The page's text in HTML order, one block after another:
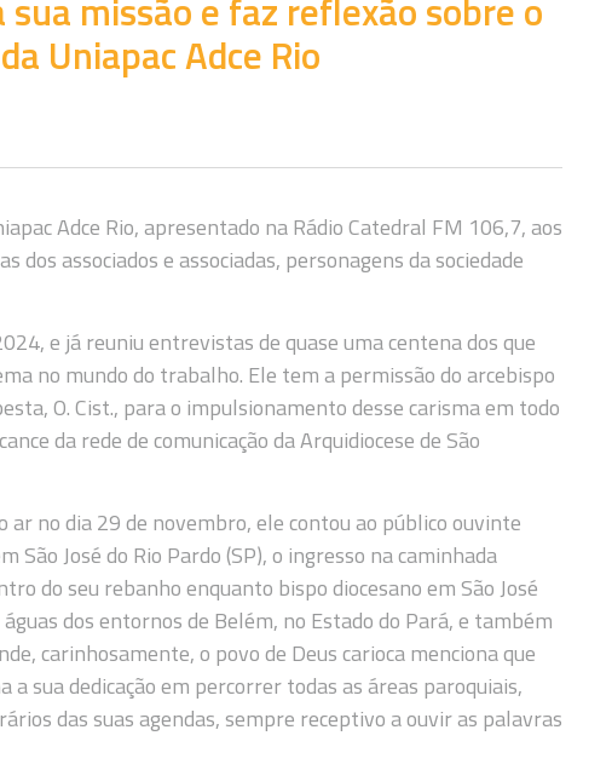
Uniapac Adce Rio
Adce Rio, apresentado na Rádio Catedral FM 106,7, aos
dos associados e associadas, personagens da sociedade
e já reuniu entrevistas de quase uma centena dos que
no mundo do trabalho. Ele tem a permissão do arcebispo
O. Cist., para o impulsionamento desse carisma em todo
da rede de comunicação da Arquidiocese de São
no dia 29 de novembro, ele contou ao público ouvinte
São José do Rio Pardo (SP), o ingresso na caminhada
do seu rebanho enquanto bispo diocesano em São José
dos entornos de Belém, no Estado do Pará, e também
carinhosamente, o povo de Deus carioca menciona que
a sua dedicação em percorrer todas as áreas paroquiais,
das suas agendas, sempre receptivo a ouvir as palavras